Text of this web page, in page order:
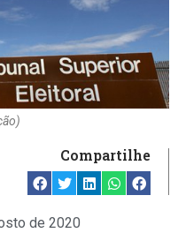
Compartilhe
de 2020